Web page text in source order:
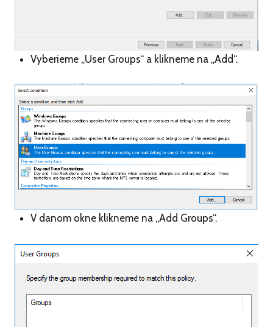
Vyberieme „User Groups“ a klikneme na „Add“.
V danom okne klikneme na „Add Groups“.